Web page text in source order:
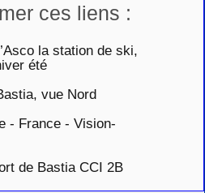
ces liens :
la station de ski,
été
vue Nord
- France - Vision-
de Bastia CCI 2B